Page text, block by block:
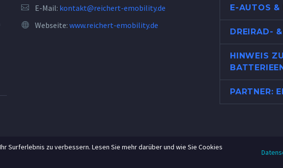
E-Mail: kontakt@reichert-emobility.de
Webseite: www.reichert-emobility.de
E-AUTOS &
DREIRAD-
HINWEIS
PARTNER:
Surferlebnis zu verbessern. Lesen Sie mehr darüber und wie Sie Cookies